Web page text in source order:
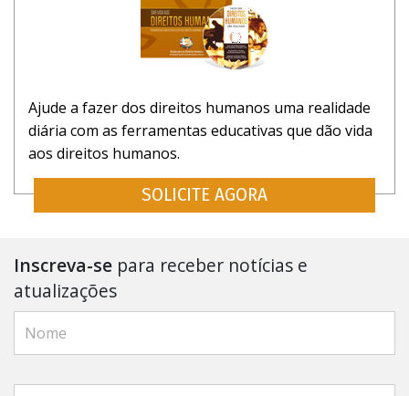
Ajude a fazer dos direitos humanos uma realidade
diária com as ferramentas educativas que dão vida
aos direitos humanos.
SOLICITE AGORA
Inscreva-se para receber notícias e
atualizações